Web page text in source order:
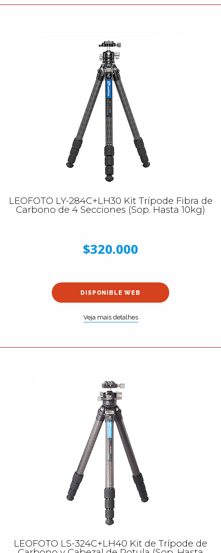
LEOFOTO LY-284C+LH30 Kit Trípode Fibra de
Carbono de 4 Secciones (Sop. Hasta 10kg)
$320.000
DISPONIBLE WEB
Veja mais detalhes
LEOFOTO LS-324C+LH40 Kit de Trípode de